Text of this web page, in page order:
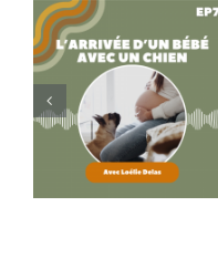
Delas
(Ustache)
: L’arrivée
d’un bébé
avec un
chien